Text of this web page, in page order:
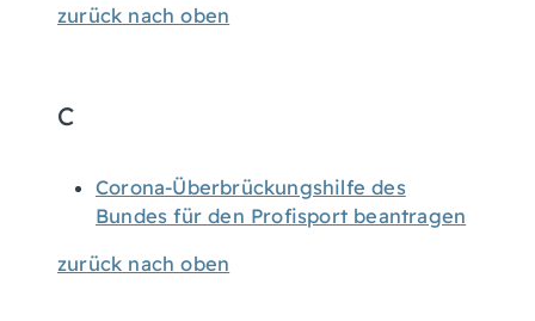
zurück nach oben
C
Corona-Überbrückungshilfe des
Bundes für den Profisport beantragen
zurück nach oben